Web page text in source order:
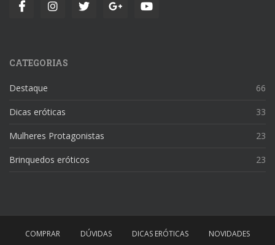
CATEGORIAS
Destaque 66
Dicas eróticas 33
Mulheres Protagonistas 23
Brinquedos eróticos 23
COMPRAR DÚVIDAS DICAS ERÓTICAS NOVIDADES